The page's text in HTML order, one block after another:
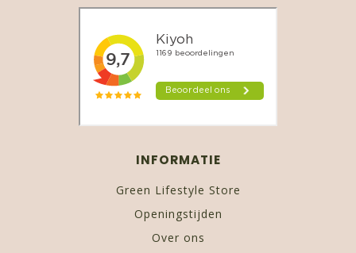
INFORMATIE
Green Lifestyle Store
Openingstijden
Over ons